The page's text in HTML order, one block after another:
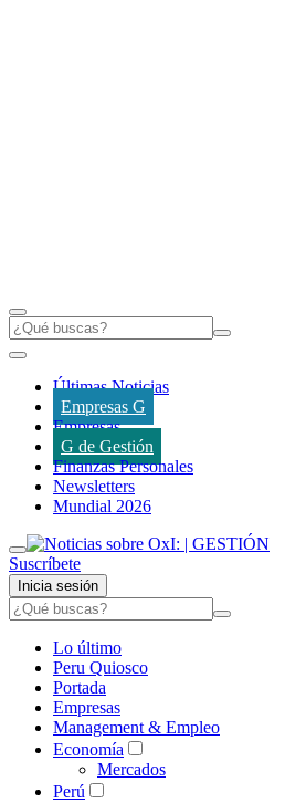
Últimas Noticias
Empresas G
Empresas
G de Gestión
Finanzas Personales
Newsletters
Mundial 2026
Suscríbete
Inicia sesión
Lo último
Peru Quiosco
Portada
Empresas
Management & Empleo
Economía
Mercados
Perú